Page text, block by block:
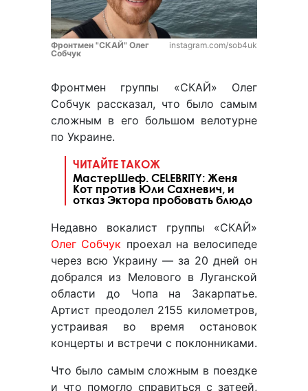
Фронтмен "СКАЙ" Олег
Собчук
instagram.com/sob4uk
Фронтмен группы «СКАЙ» Олег
Собчук рассказал, что было самым
сложным в его большом велотурне
по Украине.
ЧИТАЙТЕ ТАКОЖ
МастерШеф. CELEBRITY: Женя
Кот против Юли Сахневич, и
отказ Эктора пробовать блюдо
Недавно вокалист группы «СКАЙ»
Олег Собчук проехал на велосипеде
через всю Украину — за 20 дней он
добрался из Мелового в Луганской
области до Чопа на Закарпатье.
Артист преодолел 2155 километров,
устраивая во время остановок
концерты и встречи с поклонниками.
Что было самым сложным в поездке
и что помогло справиться с затеей,